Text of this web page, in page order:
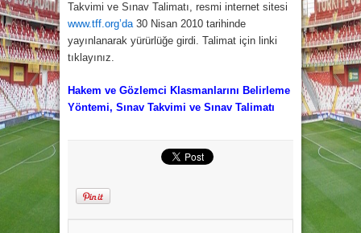
Takvimi ve Sınav Talimatı, resmi internet sitesi
www.tff.org’da30 Nisan 2010 tarihinde
yayınlanarak yürürlüğe girdi. Talimat için linki
tıklayınız.
Hakem ve Gözlemci Klasmanlarını Belirleme
Yöntemi, Sınav Takvimi ve Sınav Talimatı